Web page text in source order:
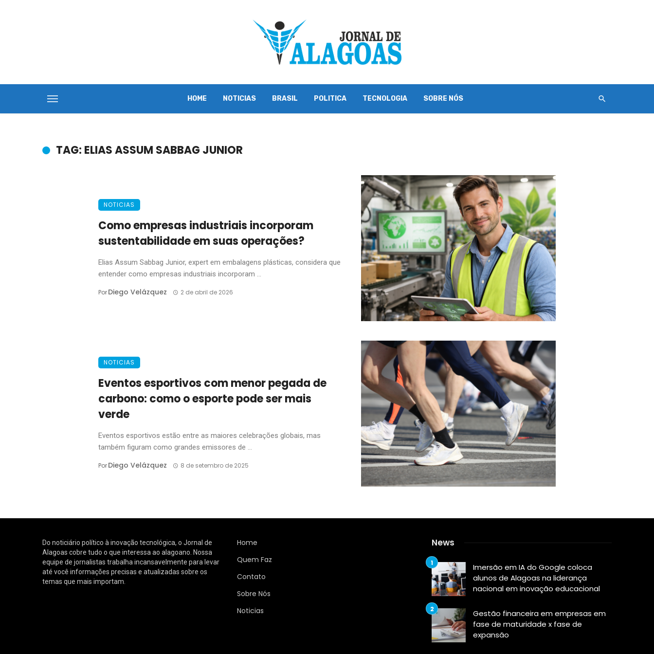
HOME NOTICIAS BRASIL POLITICA TECNOLOGIA SOBRE NÓS
TAG: ELIAS ASSUM SABBAG JUNIOR
NOTICIAS
Como empresas industriais incorporam
sustentabilidade em suas operações?
Elias Assum Sabbag Junior, expert em embalagens plásticas, considera que
entender como empresas industriais incorporam ...
PorDiego Velázquez 2 de abril de 2026
NOTICIAS
Eventos esportivos com menor pegada de
carbono: como o esporte pode ser mais
verde
Eventos esportivos estão entre as maiores celebrações globais, mas
também figuram como grandes emissores de ...
PorDiego Velázquez 8 de setembro de 2025
Do noticiário político à inovação tecnológica, o Jornal de
Alagoas cobre tudo o que interessa ao alagoano. Nossa
equipe de jornalistas trabalha incansavelmente para levar
até você informações precisas e atualizadas sobre os
temas que mais importam.
Home
Quem Faz
Contato
Sobre Nós
Noticias
News
Imersão em IA do Google coloca
alunos de Alagoas na liderança
nacional em inovação educacional
Gestão financeira em empresas em
fase de maturidade x fase de
expansão